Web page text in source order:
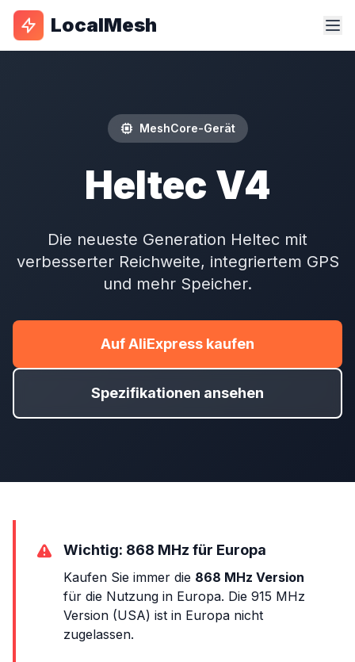
LocalMesh
MeshCore-Gerät
Heltec V4
Die neueste Generation Heltec mit
verbesserter Reichweite, integriertem GPS
und mehr Speicher.
Auf AliExpress kaufen
Spezifikationen ansehen
Wichtig: 868 MHz für Europa
Kaufen Sie immer die 868 MHz Version
für die Nutzung in Europa. Die 915 MHz
Version (USA) ist in Europa nicht
zugelassen.